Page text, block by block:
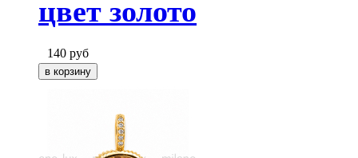
цвет золото
140 руб